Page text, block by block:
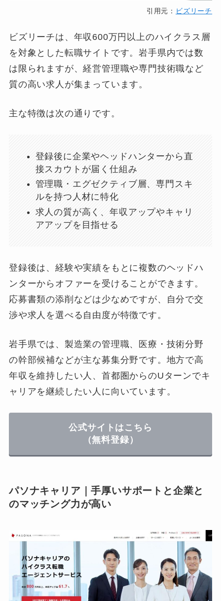
引用元： ビズリーチ
ビズリーチは、年収600万円以上のハイクラス層
を対象とした転職サイトです。岩手県内では数
は限られますが、経営管理職や専門技術職など
質の高い求人が集まっています。
主な特徴は次の通りです。
登録後に企業やヘッドハンターから直
接スカウトが届く仕組み
管理職・エグゼクティブ層、専門スキ
ルを持つ人材に特化
求人の質が高く、年収アップやキャリ
アアップを目指せる
登録後は、経験や実績をもとに複数のヘッドハ
ンターからオファーを受けることができます。
応募書類の添削などは少なめですが、自分で交
渉や求人を選べる自由度が特徴です。
岩手県では、製造業の管理職、医療・技術分野
の幹部候補などが主な募集分野です。地方で高
年収を維持したい人、首都圏からのUターンでキ
ャリアを継続したい人に向いています。
公式サイトはこちら
（無料登録）
パソナキャリア｜手厚いサポートと企業と
のマッチング力が高い